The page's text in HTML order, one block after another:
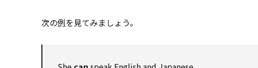
次の例を見てみましょう。